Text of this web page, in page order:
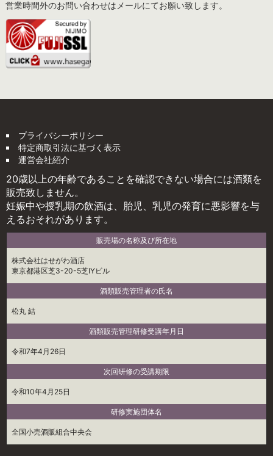
営業時間外のお問い合わせはメールにてお願い致します。
プライバシーポリシー
特定商取引法に基づく表示
運営会社紹介
20歳以上の年齢であることを確認できない場合には酒類を
販売致しません。
妊娠中や授乳期の飲酒は、胎児、乳児の発育に悪影響を与
えるおそれがあります。
販売場の名称及び所在地
株式会社はせがわ酒店
東京都港区芝3-20-5芝IYビル
酒類販売管理者の氏名
松丸 結
酒類販売管理研修受講年月日
令和7年4月26日
次回研修の受講期限
令和10年4月25日
研修実施団体名
全国小売酒販組合中央会